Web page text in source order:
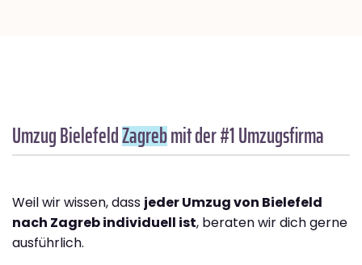
Umzug BielefeldZagrebmit der #1 Umzugsfirma
Weil wir wissen, dass jeder Umzug von Bielefeld
nach Zagreb individuell ist, beraten wir dich gerne
ausführlich.